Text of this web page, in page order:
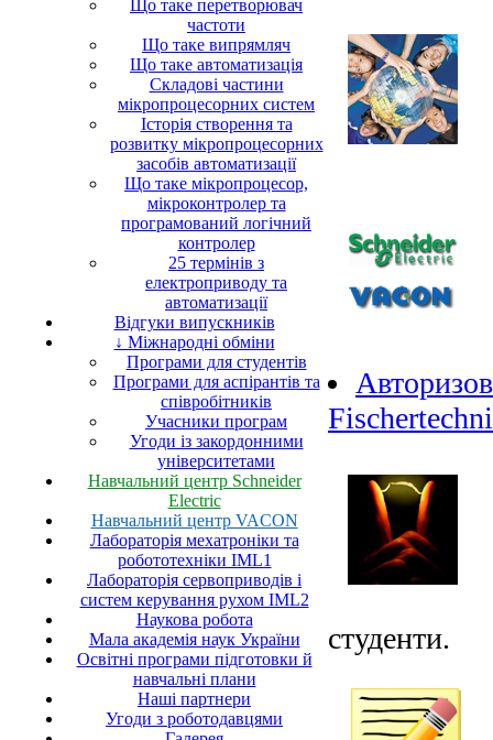
Що таке перетворювач
частоти
Що таке випрямляч
Що таке автоматизація
Складові частини
мікропроцесорних систем
Історія створення та
розвитку мікропроцесорних
засобів автоматизації
Що таке мікропроцесор,
мікроконтролер та
програмований логічний
контролер
25 термінів з
електроприводу та
автоматизації
Відгуки випускників
↓ Міжнародні обміни
Програми для студентів
Програми для аспірантів та
співробітників
Учасники програм
Угоди із закордонними
університетами
Навчальний центр Schneider
Electric
Навчальний центр VACON
Лабораторія мехатроніки та
робототехніки IML1
Лабораторія сервоприводів і
систем керування рухом IML2
Наукова робота
Мала академія наук України
Освітні програми підготовки й
навчальні плани
Наші партнери
Угоди з роботодавцями
студенти.